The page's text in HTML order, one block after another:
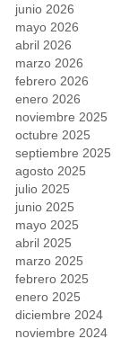
junio 2026
mayo 2026
abril 2026
marzo 2026
febrero 2026
enero 2026
noviembre 2025
octubre 2025
septiembre 2025
agosto 2025
julio 2025
junio 2025
mayo 2025
abril 2025
marzo 2025
febrero 2025
enero 2025
diciembre 2024
noviembre 2024